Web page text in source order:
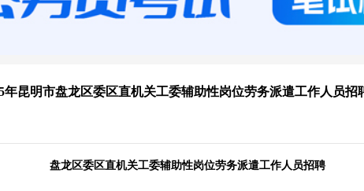
年昆明市盘龙区委区直机关工委辅助性岗位劳务派遣工作人员招
盘龙区委区直机关工委辅助性岗位劳务派遣工作人员招聘